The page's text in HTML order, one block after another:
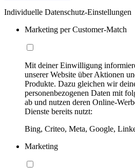
Individuelle Datenschutz-Einstellungen
Marketing per Customer-Match
Mit deiner Einwilligung
unserer Website über Aktionen
Produkte. Dazu gleichen wir
personenbezogenen Daten mit
ab und nutzen deren Online-
Dienste bereits nutzt:
Bing, Criteo, Meta, Google,
Marketing